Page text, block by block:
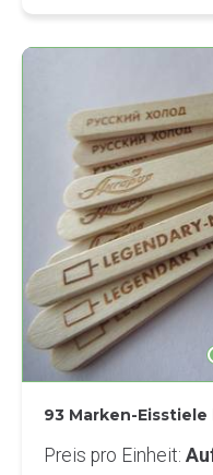
93 Marken-
Preis pro Einheit